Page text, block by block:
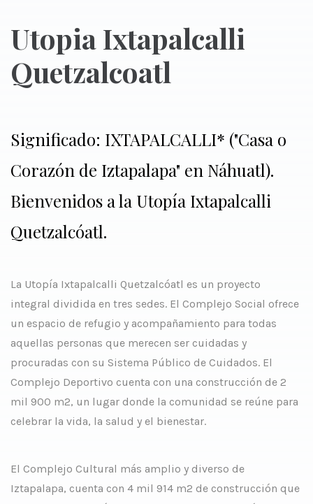
Utopia Ixtapalcalli
Quetzalcoatl
Significado: IXTAPALCALLI* ("Casa o
Corazón de Iztapalapa" en Náhuatl).
Bienvenidos a la Utopía Ixtapalcalli
Quetzalcóatl.
La Utopía Ixtapalcalli Quetzalcóatl es un proyecto
integral dividida en tres sedes. El Complejo Social ofrece
un espacio de refugio y acompañamiento para todas
aquellas personas que merecen ser cuidadas y
procuradas con su Sistema Público de Cuidados. El
Complejo Deportivo cuenta con una construcción de 2
mil 900 m2, un lugar donde la comunidad se reúne para
celebrar la vida, la salud y el bienestar.
El Complejo Cultural más amplio y diverso de
Iztapalapa, cuenta con 4 mil 914 m2 de construcción que